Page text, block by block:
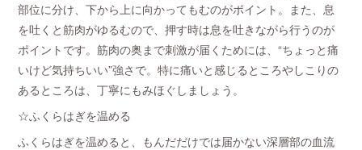
部位に分け、下から上に向かってもむのがポイント。また、息
を吐くと筋肉がゆるむので、押す時は息を吐きながら行うのが
ポイントです。筋肉の奥まで刺激が届くためには、“ちょっと痛
いけど気持ちいい”強さで。特に痛いと感じるところやしこりの
あるところは、丁寧にもみほぐしましょう。
☆ふくらはぎを温める
ふくらはぎを温めると、もんだだけでは届かない深層部の血流